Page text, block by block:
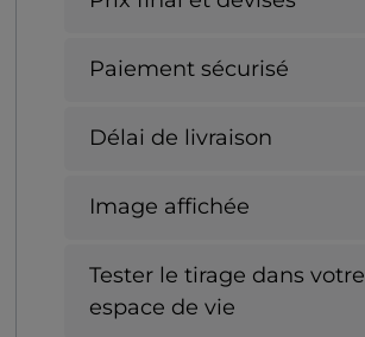
Paiement sécurisé
Délai de livraison
Image affichée
Tester le tirage dans votre
espace de vie